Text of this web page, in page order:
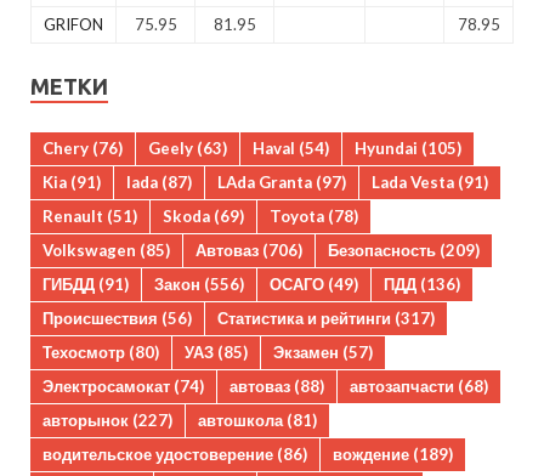
GRIFON
75.95 81.95 78.95
МЕТКИ
Chery (76) Geely (63) Haval (54) Hyundai (105)
Kia (91) lada (87) LAda Granta (97) Lada Vesta (91)
Renault (51) Skoda (69) Toyota (78)
Volkswagen (85) Автоваз (706) Безопасность (209)
ГИБДД (91) Закон (556) ОСАГО (49) ПДД (136)
Происшествия (56) Статистика и рейтинги (317)
Техосмотр (80) УАЗ (85) Экзамен (57)
Электросамокат (74) автоваз (88) автозапчасти (68)
авторынок (227) автошкола(81)
водительское удостоверение (86) вождение (189)